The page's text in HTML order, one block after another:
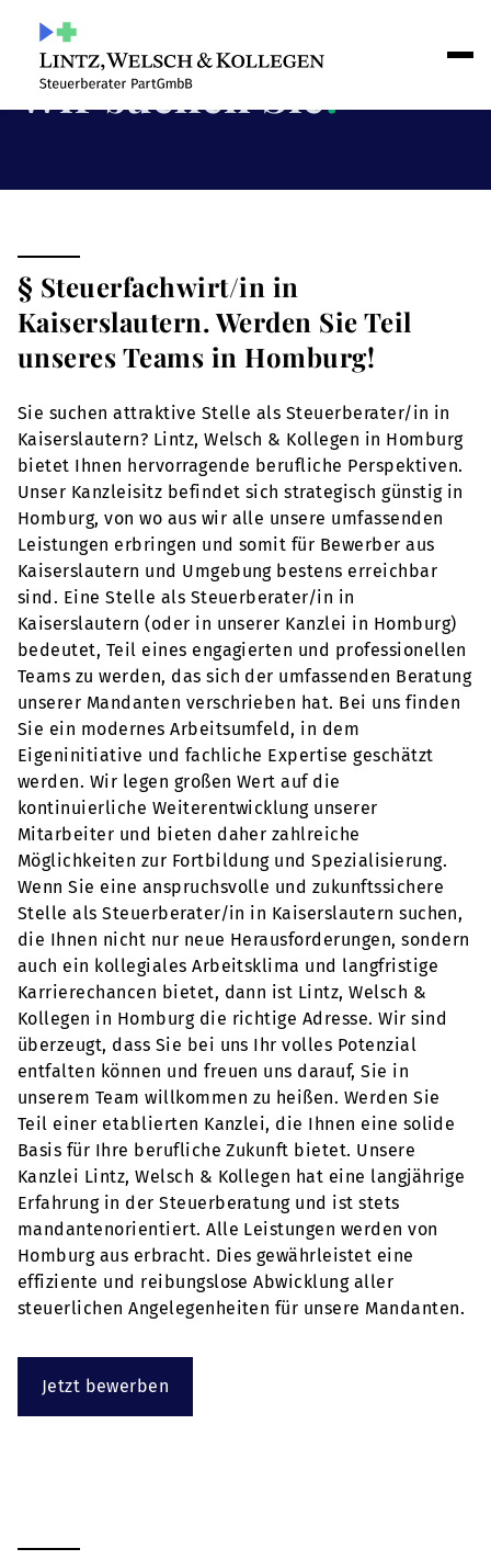
Wir suchen Sie!
§ Steuerfachwirt/in in
Kaiserslautern. Werden Sie Teil
unseres Teams in Homburg!
Sie suchen attraktive Stelle als Steuerberater/in in
Kaiserslautern? Lintz, Welsch & Kollegen in Homburg
bietet Ihnen hervorragende berufliche Perspektiven.
Unser Kanzleisitz befindet sich strategisch günstig in
Homburg, von wo aus wir alle unsere umfassenden
Leistungen erbringen und somit für Bewerber aus
Kaiserslautern und Umgebung bestens erreichbar
sind. Eine Stelle als Steuerberater/in in
Kaiserslautern (oder in unserer Kanzlei in Homburg)
bedeutet, Teil eines engagierten und professionellen
Teams zu werden, das sich der umfassenden Beratung
unserer Mandanten verschrieben hat. Bei uns finden
Sie ein modernes Arbeitsumfeld, in dem
Eigeninitiative und fachliche Expertise geschätzt
werden. Wir legen großen Wert auf die
kontinuierliche Weiterentwicklung unserer
Mitarbeiter und bieten daher zahlreiche
Möglichkeiten zur Fortbildung und Spezialisierung.
Wenn Sie eine anspruchsvolle und zukunftssichere
Stelle als Steuerberater/in in Kaiserslautern suchen,
die Ihnen nicht nur neue Herausforderungen, sondern
auch ein kollegiales Arbeitsklima und langfristige
Karrierechancen bietet, dann ist Lintz, Welsch &
Kollegen in Homburg die richtige Adresse. Wir sind
überzeugt, dass Sie bei uns Ihr volles Potenzial
entfalten können und freuen uns darauf, Sie in
unserem Team willkommen zu heißen. Werden Sie
Teil einer etablierten Kanzlei, die Ihnen eine solide
Basis für Ihre berufliche Zukunft bietet. Unsere
Kanzlei Lintz, Welsch & Kollegen hat eine langjährige
Erfahrung in der Steuerberatung und ist stets
mandantenorientiert. Alle Leistungen werden von
Homburg aus erbracht. Dies gewährleistet eine
effiziente und reibungslose Abwicklung aller
steuerlichen Angelegenheiten für unsere Mandanten.
Jetzt bewerben